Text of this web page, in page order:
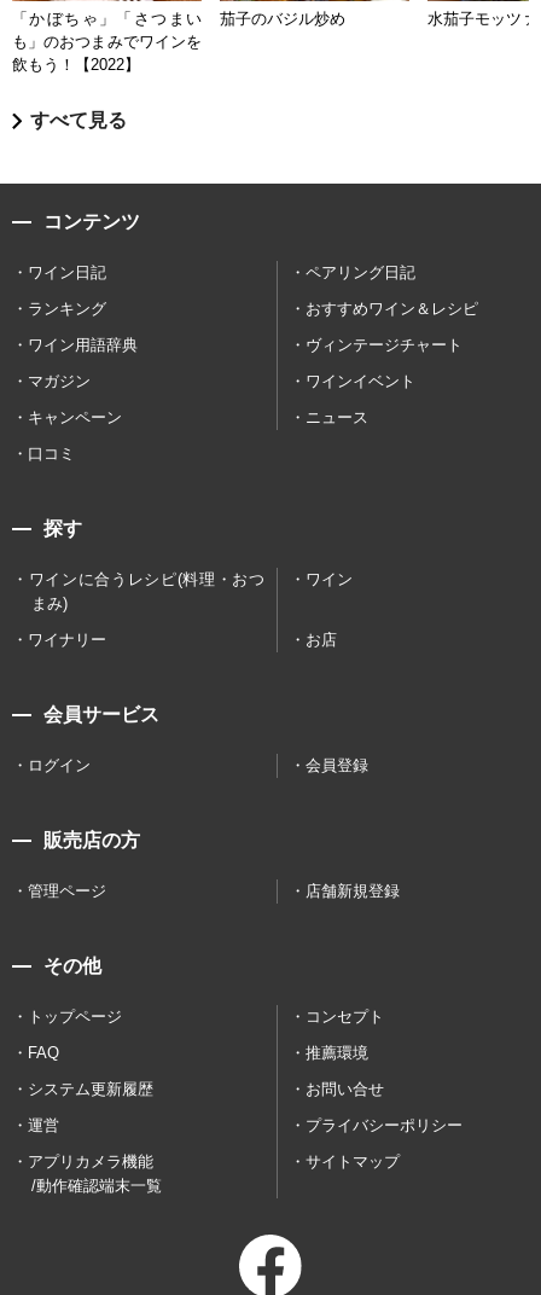
「かぼちゃ」「さつまい
も」のおつまみでワインを
飲もう！【2022】
茄子のバジル炒め 水茄子モッツァ
すべて見る
コンテンツ
ワイン日記
ペアリング日記
ランキング
おすすめワイン＆レシピ
ワイン用語辞典
ヴィンテージチャート
マガジン
ワインイベント
キャンペーン
ニュース
口コミ
探す
ワインに合うレシピ(料理・おつ
まみ)
ワイン
ワイナリー お店
会員サービス
ログイン 会員登録
販売店の方
管理ページ 店舗新規登録
その他
トップページ
コンセプト
FAQ
推薦環境
システム更新履歴
お問い合せ
運営
プライバシーポリシー
アプリカメラ機能
/動作確認端末一覧
サイトマップ